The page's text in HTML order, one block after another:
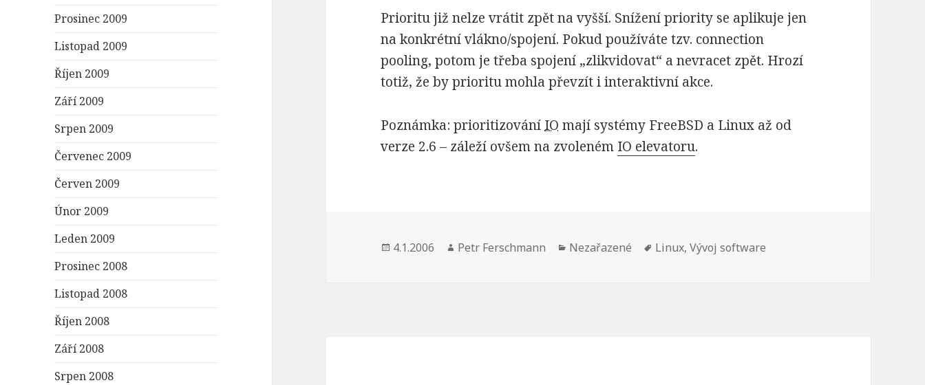
Prosinec 2009
Listopad 2009
Říjen 2009
Září 2009
Srpen 2009
Červenec 2009
Červen 2009
Únor 2009
Leden 2009
Prosinec 2008
Listopad 2008
Říjen 2008
Září 2008
Srpen 2008
Prioritu již nelze vrátit zpět na vyšší. Snížení priority se aplikuje jen
na konkrétní vlákno/spojení. Pokud používáte tzv. connection
pooling, potom je třeba spojení „zlikvidovat“ a nevracet zpět. Hrozí
totiž, že by prioritu mohla převzít i interaktivní akce.
Poznámka: prioritizování IO mají systémy FreeBSD a Linux až od
verze 2.6 – záleží ovšem na zvoleném IO elevatoru.
Publikováno:
4.1.2006 Autor:
Petr Ferschmann Rubriky:
Nezařazené Štítky:
Linux,Vývoj software